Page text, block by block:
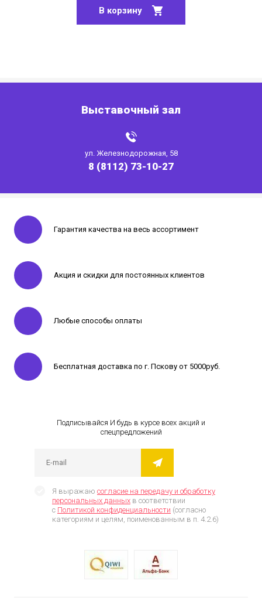
Выставочный зал
ул. Железнодорожная, 58
8 (8112) 73-10-27
В корзину
Гарантия качества на весь ассортимент
Акция и скидки для постоянных клиентов
Любые способы оплаты
Бесплатная доставка по г. Пскову от 5000руб.
Подписывайся И будь в курсе всех акций и
спецпредложений
Я выражаю согласие на передачу и обработку
персональных данных в соответствии
с Политикой конфиденциальности (согласно
категориям и целям, поименованным в п. 4.2.6)